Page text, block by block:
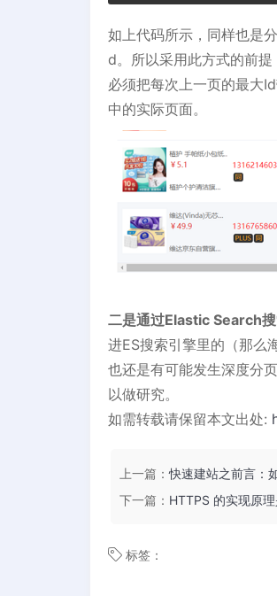
如上代码所示，同样也是
d。所以采用此方式的前
必须把每次上一页的最大
中的实际页面。
二是通过Elastic Search
进ES搜索引擎里的（那么
也还是有可能发生深度分
以做研究。
如需转载请保留本文出处:
上一篇：快速建站之前言：
下一篇： HTTPS 的实现原
标签：